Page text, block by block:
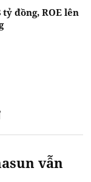
đồng, ROE lên
vẫn